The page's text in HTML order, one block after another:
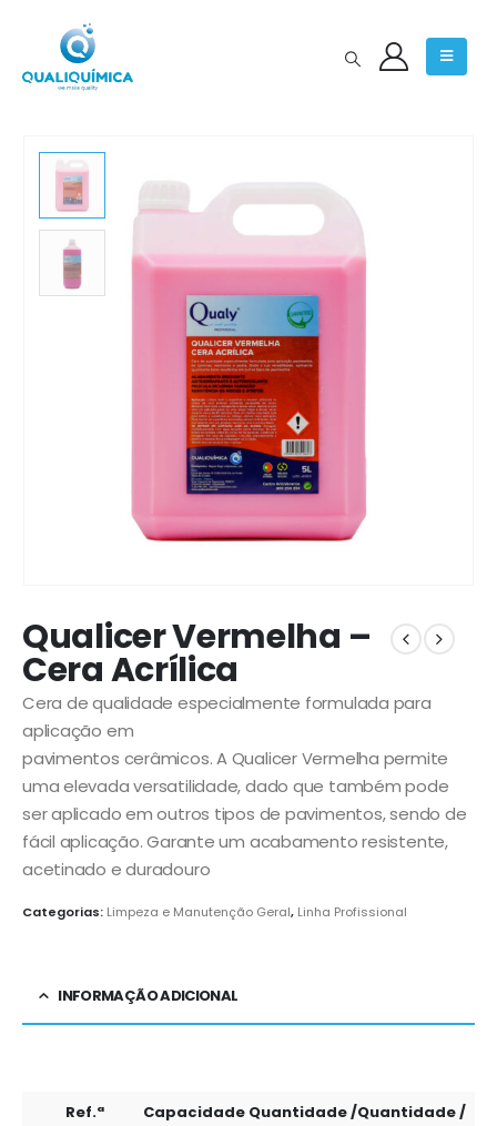
Qualicer Vermelha –
Cera Acrílica
Cera de qualidade especialmente formulada para
aplicação em
pavimentos cerâmicos. A Qualicer Vermelha permite
uma elevada versatilidade, dado que também pode
ser aplicado em outros tipos de pavimentos, sendo de
fácil aplicação. Garante um acabamento resistente,
acetinado e duradouro
Categorias: Limpeza e Manutenção Geral, Linha Profissional
INFORMAÇÃO ADICIONAL
Ref.ª Capacidade Quantidade /Quantidade /